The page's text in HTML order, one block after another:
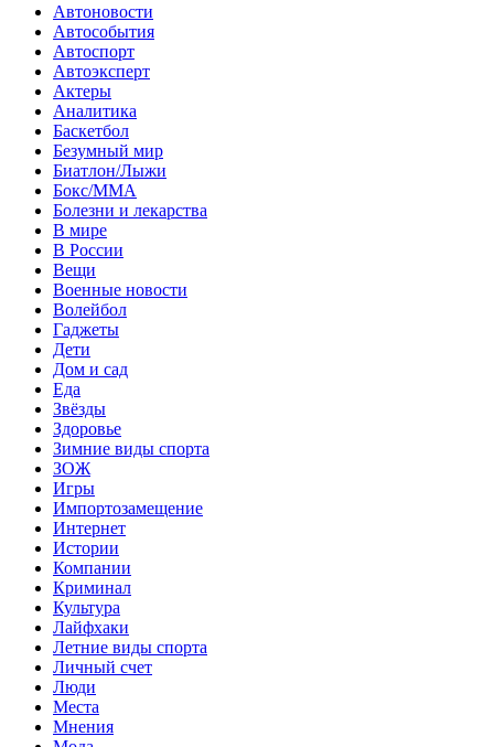
Автоновости
Автособытия
Автоспорт
Автоэксперт
Актеры
Аналитика
Баскетбол
Безумный мир
Биатлон/Лыжи
Бокс/MMA
Болезни и лекарства
В мире
В России
Вещи
Военные новости
Волейбол
Гаджеты
Дети
Дом и сад
Еда
Звёзды
Здоровье
Зимние виды спорта
ЗОЖ
Игры
Импортозамещение
Интернет
Истории
Компании
Криминал
Культура
Лайфхаки
Летние виды спорта
Личный счет
Люди
Места
Мнения